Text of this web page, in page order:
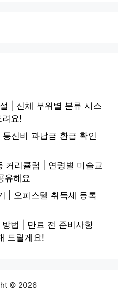
| 신체 부위별 분류 시스
요!
신비 과납금 환급 확인
커리큘럼 | 연령별 미술교
유해요
| 오피스텔 취득세 등록
법 | 만료 전 준비사항
드릴게요!
© 2026